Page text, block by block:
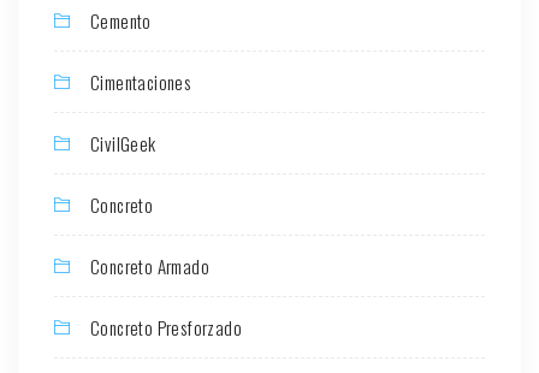
Cemento
Cimentaciones
CivilGeek
Concreto
Concreto Armado
Concreto Presforzado